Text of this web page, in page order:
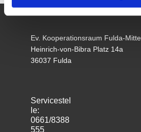
Ev. Kooperationsraum Fulda-Mitte
Heinrich-von-Bibra Platz 14a
36037 Fulda
Servicestel
le:
0661/8388
555